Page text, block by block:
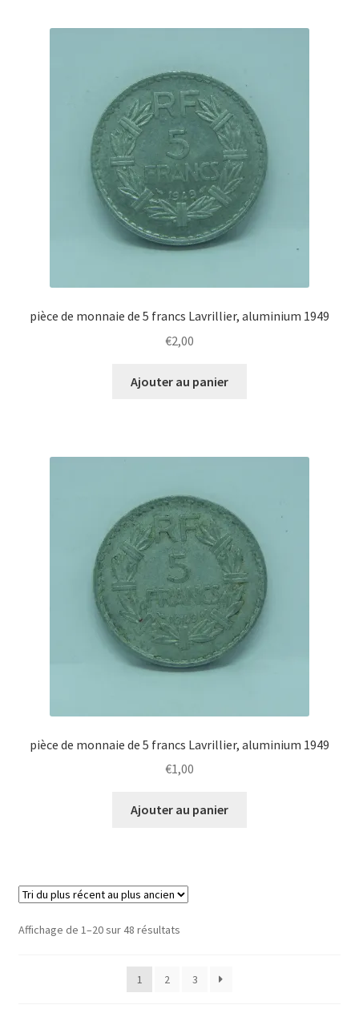
pièce de monnaie de 5 francs Lavrillier, aluminium 1949
€2,00
Ajouter au panier
pièce de monnaie de 5 francs Lavrillier, aluminium 1949
€1,00
Ajouter au panier
Affichage de 1–20 sur 48 résultats
1 2 3